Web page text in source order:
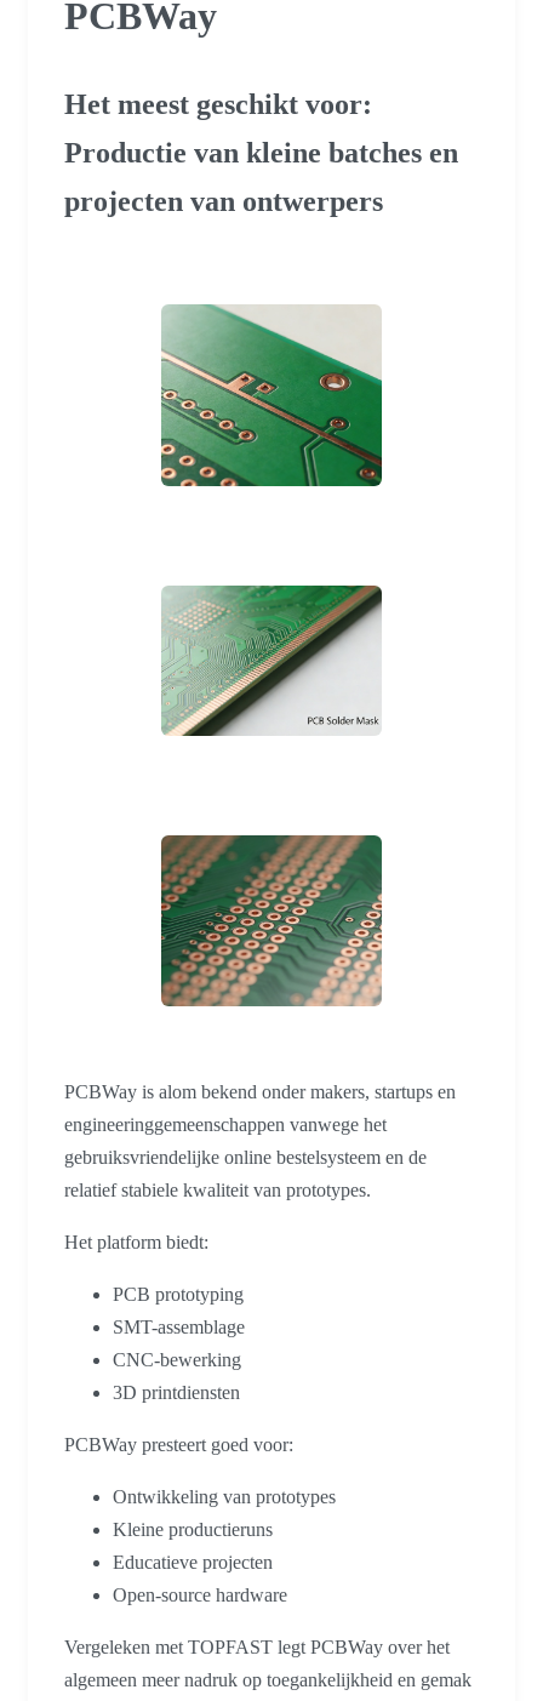
PCBWay
Het meest geschikt voor:
Productie van kleine batches en
projecten van ontwerpers
PCBWay is alom bekend onder makers, startups en
engineeringgemeenschappen vanwege het
gebruiksvriendelijke online bestelsysteem en de
relatief stabiele kwaliteit van prototypes.
Het platform biedt:
PCB prototyping
SMT-assemblage
CNC-bewerking
3D printdiensten
PCBWay presteert goed voor:
Ontwikkeling van prototypes
Kleine productieruns
Educatieve projecten
Open-source hardware
Vergeleken met TOPFAST legt PCBWay over het
algemeen meer nadruk op toegankelijkheid en gemak